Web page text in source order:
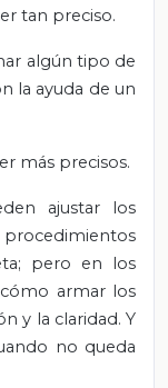
tan preciso.
algún tipo de
la ayuda de un
más precisos.
ajustar los
procedimientos
pero en los
armar los
y la claridad. Y
no queda